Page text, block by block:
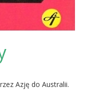
Azję do Australii.